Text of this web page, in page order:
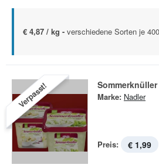
€ 4,87 / kg - verschiedene Sorten je
Verpasst! Sommerknüller
Marke: Nadler
Preis: € 1,99